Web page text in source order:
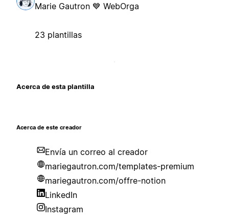
Marie Gautron 💙 WebOrga
23 plantillas
Acerca de esta plantilla
Acerca de este creador
Envía un correo al creador
mariegautron.com/templates-premium
mariegautron.com/offre-notion
LinkedIn
Instagram